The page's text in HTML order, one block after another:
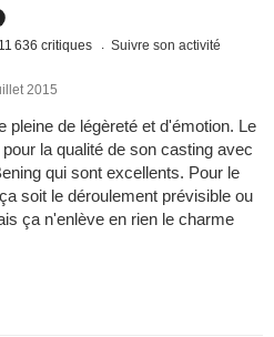
11 636 critiques Suivre son activité
2015
pleine de légèreté et d'émotion. Le
la qualité de son casting avec
qui sont excellents. Pour le
soit le déroulement prévisible ou
ça n'enlève en rien le charme